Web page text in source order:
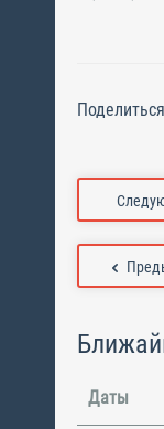
Поделиться
Даты